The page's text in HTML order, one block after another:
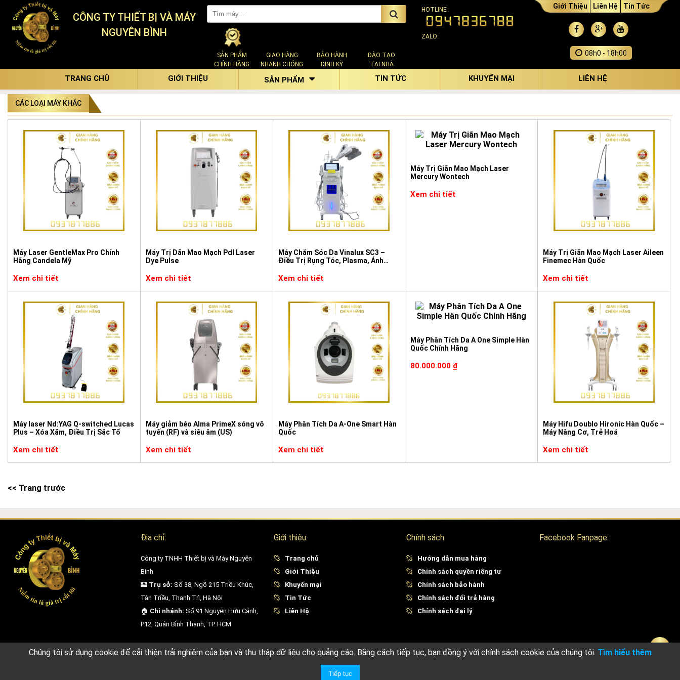
CÔNG TY THIẾT BỊ VÀ MÁY
NGUYÊN BÌNH
SẢN PHẨM
CHÍNH HÃNG
GIAO HÀNG
NHANH CHÓNG
BẢO HÀNH
ĐỊNH KỲ
ĐÀO TẠO
TẠI NHÀ
HOTLINE :
ZALO:
Giới Thiệu Liên Hệ Tin Tức
08h0 - 18h00
TRANG CHỦ GIỚI THIỆU SẢN PHẨM TIN TỨC KHUYẾN MẠI LIÊN HỆ
CÁC LOẠI MÁY KHÁC
Máy Laser GentleMax Pro Chính
Hãng Candela Mỹ
Xem chi tiết
Máy Trị Dãn Mao Mạch Pdl Laser
Dye Pulse
Xem chi tiết
Máy Chăm Sóc Da Vinalux SC3 –
Điều Trị Rụng Tóc, Plasma, Ánh
Xem chi tiết
Máy Trị Giãn Mao Mạch Laser
Mercury Wontech
Xem chi tiết
Máy Trị Giãn Mao Mạch Laser Aileen
Finemec Hàn Quốc
Xem chi tiết
Máy laser Nd:YAG Q-switched Lucas
Plus – Xóa Xăm, Điều Trị Sắc Tố
Xem chi tiết
Máy giảm béo Alma PrimeX sóng vô
tuyến (RF) và siêu âm (US)
Xem chi tiết
Máy Phân Tích Da A-One Smart Hàn
Quốc
Xem chi tiết
Máy Phân Tích Da A One Simple Hàn
Quốc Chính Hãng
80.000.000 ₫
Máy Hifu Doublo Hironic Hàn Quốc –
Máy Nâng Cơ, Trẻ Hoá
Xem chi tiết
<< Trang trước
Địa chỉ:
Công ty TNHH Thiết bị và Máy Nguyên
Bình
🏰Trụ sở: Số 38, Ngõ 215 Triều Khúc,
Tân Triều, Thanh Trì, Hà Nội
🏠 Chi nhánh: Số 91 Nguyễn Hữu Cảnh,
P12, Quận Bình Thạnh, TP. HCM
Giới thiệu:
Trang chủ
Giới Thiệu
Khuyến mại
Tin Tức
Liên Hệ
Chính sách:
Hướng dẫn mua hàng
Chính sách quyền riêng tư
Chính sách bảo hành
Chính sách đổi trả hàng
Chính sách đại lý
Facebook Fanpage:
Công ty TNHH Thiết bị và Máy Nguyên Bình
Chúng tôi sử dụng cookie để cải thiện trải nghiệm của bạn và thu thập dữ liệu cho quảng cáo. Bằng cách tiếp tục, bạn đồng ý với chính sách cookie của chúng tôi. Tìm hiểu thêm
Tiếp tục